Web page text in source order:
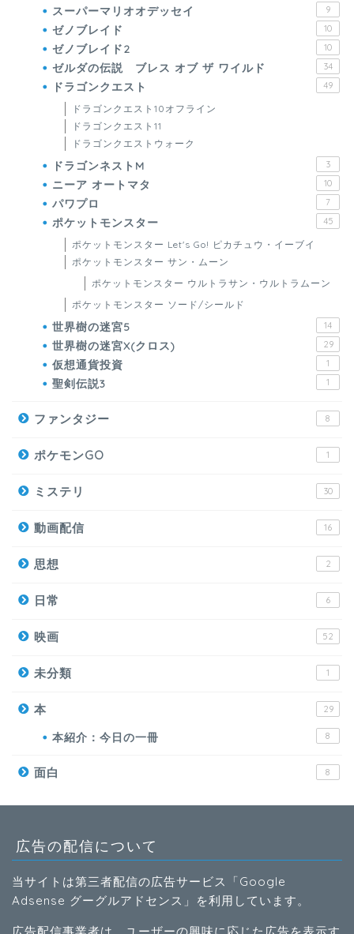
スーパーマリオオデッセイ 9
ゼノブレイド 10
ゼノブレイド2 10
ゼルダの伝説 ブレス オブ ザ ワイルド 34
ドラゴンクエスト 49
ドラゴンクエスト10オフライン
ドラゴンクエスト11
ドラゴンクエストウォーク
ドラゴンネストM 3
ニーア オートマタ 10
パワプロ 7
ポケットモンスター 45
ポケットモンスター Let's Go! ピカチュウ・イーブイ
ポケットモンスター サン・ムーン
ポケットモンスター ウルトラサン・ウルトラムーン
ポケットモンスター ソード/シールド
世界樹の迷宮5 14
世界樹の迷宮X(クロス) 29
仮想通貨投資 1
聖剣伝説3 1
ファンタジー 8
ポケモンGO 1
ミステリ 30
動画配信 16
思想 2
日常 6
映画 52
未分類 1
本 29
本紹介：今日の一冊 8
面白 8
広告の配信について
当サイトは第三者配信の広告サービス「Google
Adsense グーグルアドセンス」を利用しています。